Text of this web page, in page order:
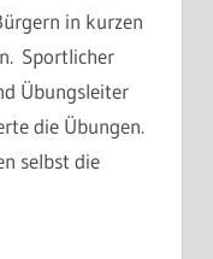
in kurzen
Sportlicher
Übungsleiter
die Übungen.
selbst die